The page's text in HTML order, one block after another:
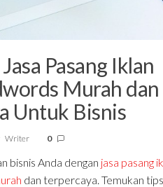
Pasang Iklan
Murah dan
Untuk Bisnis
Writer 0
bisnis Anda dengan jasa pasang
dan terpercaya. Temukan tips